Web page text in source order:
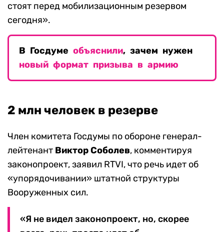
стоят перед мобилизационным резервом
сегодня».
В Госдуме объяснили, зачем нужен
новый формат призыва в армию
2 млн человек в резерве
Член комитета Госдумы по обороне генерал-
лейтенант ВикторСоболев, комментируя
законопроект, заявил RTVI, что речь идет об
«упорядочивании» штатной структуры
Вооруженных сил.
«Я не видел законопроект, но, скорее